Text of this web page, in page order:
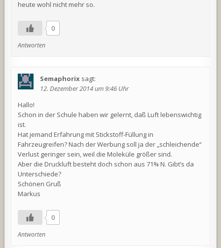
heute wohl nicht mehr so.
0
Antworten
Semaphorix sagt:
12. Dezember 2014 um 9:46 Uhr
Hallo!
Schon in der Schule haben wir gelernt, daß Luft lebenswichtig
ist.
Hat jemand Erfahrung mit Stickstoff-Füllung in
Fahrzeugreifen? Nach der Werbung soll ja der „schleichende“
Verlust geringer sein, weil die Moleküle größer sind.
Aber die Druckluft besteht doch schon aus 71% N. Gibt’s da
Unterschiede?
Schönen Gruß
Markus
0
Antworten